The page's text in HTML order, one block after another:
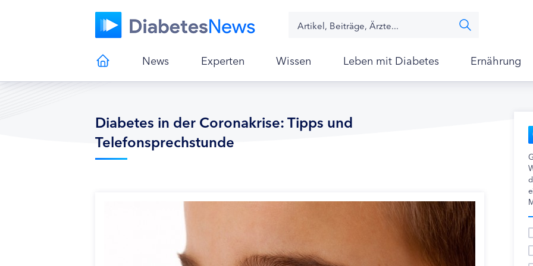
News Experten Wissen Leben mit Diabetes Ernährung
Diabetes in der Coronakrise: Tipps und
Telefonsprechstunde